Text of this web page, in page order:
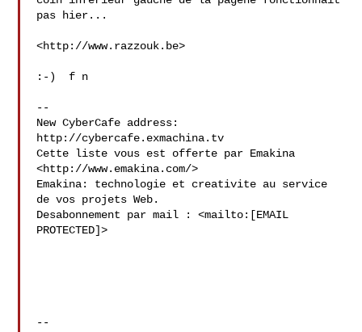
pas hier...
<http://www.razzouk.be>
:-)  f n
--
New CyberCafe address:
http://cybercafe.exmachina.tv
Cette liste vous est offerte par Emakina
<http://www.emakina.com/>
Emakina: technologie et creativite au service
de vos projets Web.
Desabonnement par mail : <mailto:[EMAIL
PROTECTED]>
--